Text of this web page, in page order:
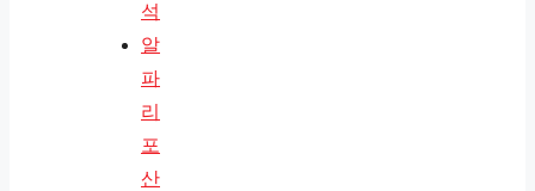
석
알
파
리
포
산